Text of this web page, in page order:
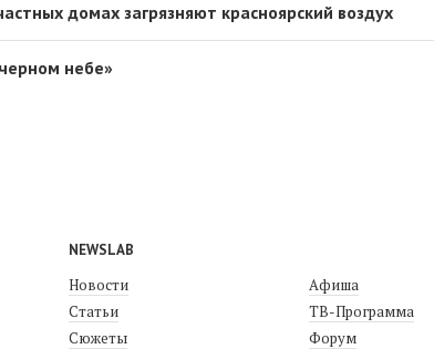
домах загрязняют красноярский воздух
небе»
NEWSLAB
Новости
Статьи
Сюжеты
Афиша
ТВ-Программа
Форум